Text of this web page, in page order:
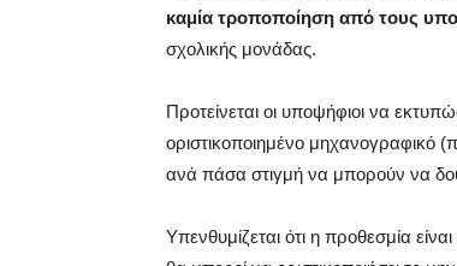
καμία τροποποίηση από τους
σχολικής μονάδας.
Προτείνεται οι υποψήφιοι να
οριστικοποιημένο μηχανογραφικό
ανά πάσα στιγμή να μπορούν να
Υπενθυμίζεται ότι η προθεσμία